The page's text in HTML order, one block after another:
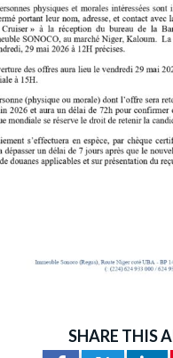
SHARE THIS